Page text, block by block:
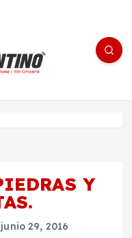
noticias/editorial
Y
junio 29, 2016